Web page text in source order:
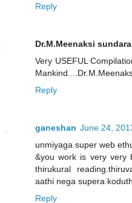
Reply
Dr.M.Meenaksi
Very USEFUL
Reply
ganeshan June 24,
unmiyaga super web
&you work is very very
thirukural
aathi nega supera
Reply